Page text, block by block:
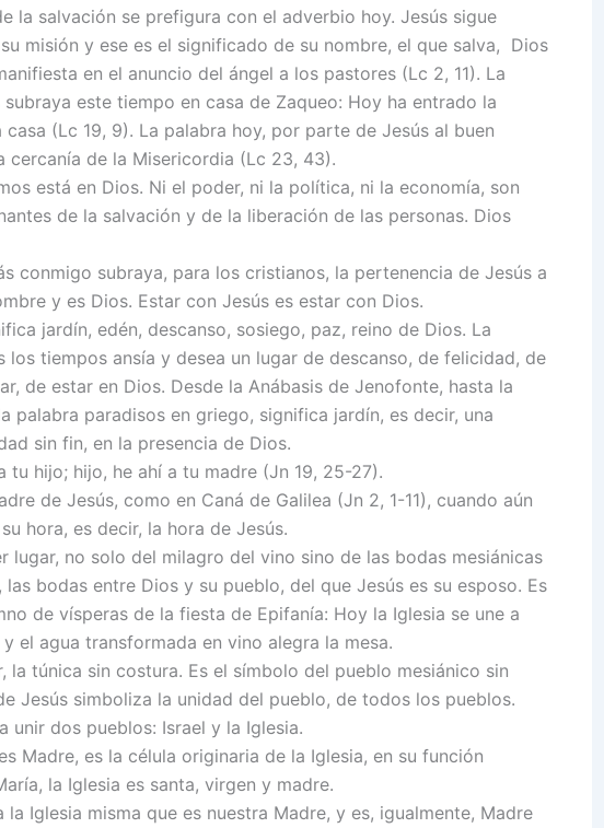
la salvación se prefigura con el adverbio hoy. Jesús sigue
misión y ese es el significado de su nombre, el que salva, Dios
en el anuncio del ángel a los pastores (Lc 2, 11). La
este tiempo en casa de Zaqueo: Hoy ha entrado la
casa (Lc 19, 9). La palabra hoy, por parte de Jesús al buen
cercanía de la Misericordia (Lc 23, 43).
está en Dios. Ni el poder, ni la política, ni la economía, son
de la salvación y de la liberación de las personas. Dios
conmigo subraya, para los cristianos, la pertenencia de Jesús a
y es Dios. Estar con Jesús es estar con Dios.
jardín, edén, descanso, sosiego, paz, reino de Dios. La
los tiempos ansía y desea un lugar de descanso, de felicidad, de
de estar en Dios. Desde la Anábasis de Jenofonte, hasta la
palabra paradisos en griego, significa jardín, es decir, una
sin fin, en la presencia de Dios.
tu hijo; hijo, he ahí a tu madre (Jn 19, 25-27).
de Jesús, como en Caná de Galilea (Jn 2, 1-11), cuando aún
hora, es decir, la hora de Jesús.
lugar, no solo del milagro del vino sino de las bodas mesiánicas
las bodas entre Dios y su pueblo, del que Jesús es su esposo. Es
de vísperas de la fiesta de Epifanía: Hoy la Iglesia se une a
el agua transformada en vino alegra la mesa.
la túnica sin costura. Es el símbolo del pueblo mesiánico sin
Jesús simboliza la unidad del pueblo, de todos los pueblos.
unir dos pueblos: Israel y la Iglesia.
Madre, es la célula originaria de la Iglesia, en su función
la Iglesia es santa, virgen y madre.
la Iglesia misma que es nuestra Madre, y es, igualmente, Madre